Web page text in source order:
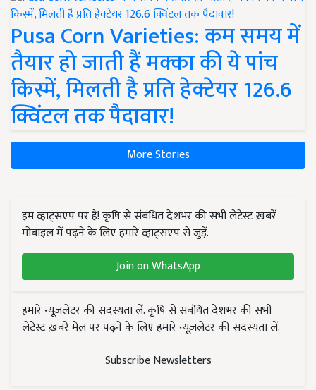
Pusa Corn Varieties: कम समय में
तैयार हो जाती हैं मक्का की ये पांच
किस्में, मिलती है प्रति हेक्टेयर 126.6
क्विंटल तक पैदावार!
More Stories
हम व्हाट्सएप पर हैं! कृषि से संबंधित देशभर की सभी लेटेस्ट ख़बरें
मोबाइल में पढ़ने के लिए हमारे व्हाट्सएप से जुड़ें.
Join on WhatsApp
हमारे न्यूज़लेटर की सदस्यता लें. कृषि से संबंधित देशभर की सभी
लेटेस्ट ख़बरें मेल पर पढ़ने के लिए हमारे न्यूज़लेटर की सदस्यता लें.
Subscribe Newsletters